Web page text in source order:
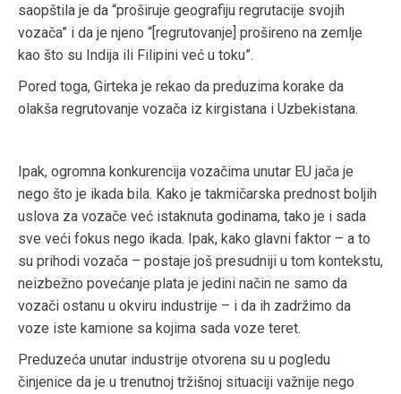
saopštila je da “proširuje geografiju regrutacije svojih
vozača” i da je njeno “[regrutovanje] prošireno na zemlje
kao što su Indija ili Filipini već u toku”.
Pored toga, Girteka je rekao da preduzima korake da
olakša regrutovanje vozača iz kirgistana i Uzbekistana.
Ipak, ogromna konkurencija vozačima unutar EU jača je
nego što je ikada bila. Kako je takmičarska prednost boljih
uslova za vozače već istaknuta godinama, tako je i sada
sve veći fokus nego ikada. Ipak, kako glavni faktor – a to
su prihodi vozača – postaje još presudniji u tom kontekstu,
neizbežno povećanje plata je jedini način ne samo da
vozači ostanu u okviru industrije – i da ih zadržimo da
voze iste kamione sa kojima sada voze teret.
Preduzeća unutar industrije otvorena su u pogledu
činjenice da je u trenutnoj tržišnoj situaciji važnije nego